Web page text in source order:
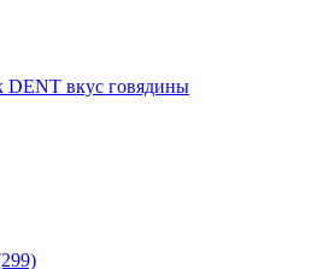
DENT вкус говядины